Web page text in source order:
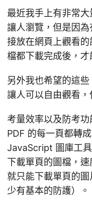
最近我手上有非常
讓人瀏覽，但是因
接放在網頁上觀看
檔都下載完成後，才
另外我也希望的這些
讓人可以自由觀看，
考量效率以及防考
PDF 的每一頁都轉
JavaScript 圖庫工
下載單頁的圖檔，
就只能下載單頁的
少有基本的防護）。